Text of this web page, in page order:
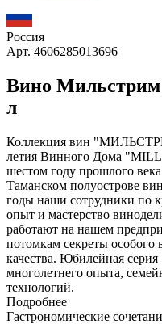
Россия
Арт. 4606285013696
Вино Мильстрим
л
Коллекция вин
летия Винного Дома
шестом году прошлого
Таманском полуострове
годы наши сотрудники по
опыт и мастерство
работают на нашем
потомкам секреты особого
качества. Юбилейная
многолетнего опыта,
технологий.
Подробнее
Гастрономические